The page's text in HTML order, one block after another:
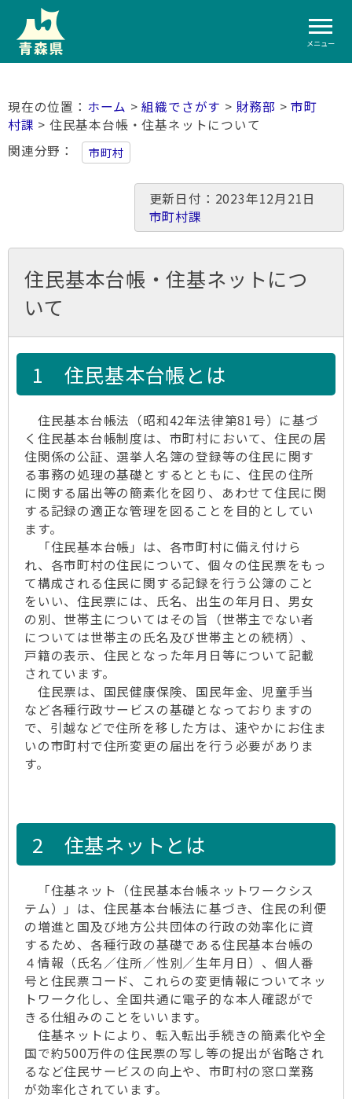
メニュー
ホーム >組織でさがす > 財務部 >市町
村課 > 住民基本台帳・住基ネットについて
関連分野
市町村
更新日付：2023年12月21日
市町村課
住民基本台帳・住基ネットにつ
いて
1 住民基本台帳とは
住民基本台帳法（昭和42年法律第81号）に基づ
く住民基本台帳制度は、市町村において、住民の居
住関係の公証、選挙人名簿の登録等の住民に関す
る事務の処理の基礎とするとともに、住民の住所
に関する届出等の簡素化を図り、あわせて住民に関
する記録の適正な管理を図ることを目的としてい
ます。
「住民基本台帳」は、各市町村に備え付けら
れ、各市町村の住民について、個々の住民票をもっ
て構成される住民に関する記録を行う公簿のこと
をいい、住民票には、氏名、出生の年月日、男女
の別、世帯主についてはその旨（世帯主でない者
については世帯主の氏名及び世帯主との続柄）、
戸籍の表示、住民となった年月日等について記載
されています。
住民票は、国民健康保険、国民年金、児童手当
など各種行政サービスの基礎となっておりますの
で、引越などで住所を移した方は、速やかにお住ま
いの市町村で住所変更の届出を行う必要がありま
す。
2 住基ネットとは
「住基ネット（住民基本台帳ネットワークシス
テム）」は、住民基本台帳法に基づき、住民の利便
の増進と国及び地方公共団体の行政の効率化に資
するため、各種行政の基礎である住民基本台帳の
４情報（氏名／住所／性別／生年月日）、個人番
号と住民票コード、これらの変更情報についてネッ
トワーク化し、全国共通に電子的な本人確認がで
きる仕組みのことをいいます。
住基ネットにより、転入転出手続きの簡素化や全
国で約500万件の住民票の写し等の提出が省略され
るなど住民サービスの向上や、市町村の窓口業務
が効率化されています。